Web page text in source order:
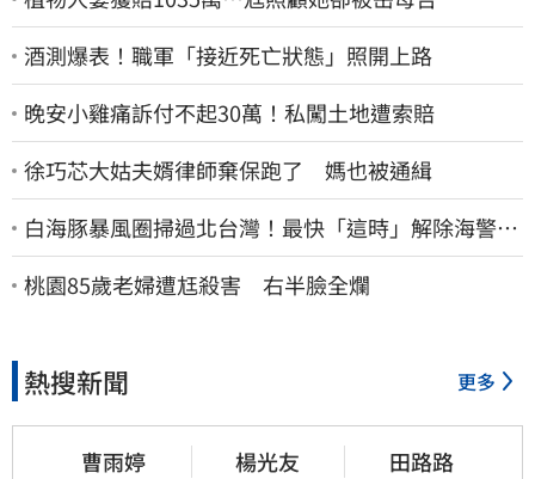
酒測爆表！職軍「接近死亡狀態」照開上路
晚安小雞痛訴付不起30萬！私闖土地遭索賠
徐巧芯大姑夫婿律師棄保跑了 媽也被通緝
白海豚暴風圈掃過北台灣！最快「這時」解除海警
9日停班停課一覽
桃園85歲老婦遭尪殺害 右半臉全爛
熱搜新聞 更多
曹雨婷 楊光友 田路路